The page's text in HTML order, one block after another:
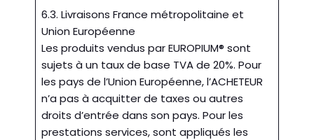
6.3. Livraisons France métropolitaine et
Union Européenne
Les produits vendus par EUROPIUM® sont
sujets à un taux de base TVA de 20%. Pour
les pays de l’Union Européenne, l’ACHETEUR
n’a pas à acquitter de taxes ou autres
droits d’entrée dans son pays. Pour les
prestations services, sont appliqués les